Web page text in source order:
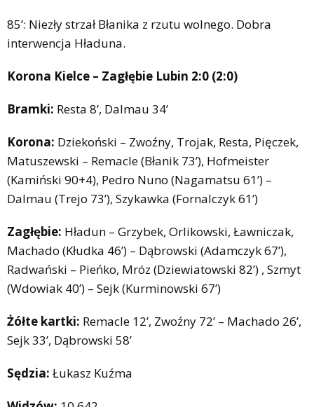
85’: Niezły strzał Błanika z rzutu wolnego. Dobra
interwencja Hładuna.
Korona Kielce – Zagłębie Lubin 2:0 (2:0)
Bramki: Resta 8’, Dalmau 34’
Korona: Dziekoński – Zwoźny, Trojak, Resta, Pięczek,
Matuszewski – Remacle (Błanik 73’), Hofmeister
(Kamiński 90+4), Pedro Nuno (Nagamatsu 61’) –
Dalmau (Trejo 73’), Szykawka (Fornalczyk 61’)
Zagłębie: Hładun – Grzybek, Orlikowski, Ławniczak,
Machado (Kłudka 46’) – Dąbrowski (Adamczyk 67’),
Radwański – Pieńko, Mróz (Dziewiatowski 82’) , Szmyt
(Wdowiak 40’) – Sejk (Kurminowski 67’)
Żółte kartki: Remacle 12’, Zwoźny 72’ – Machado 26’,
Sejk 33’, Dąbrowski 58’
Sędzia: Łukasz Kuźma